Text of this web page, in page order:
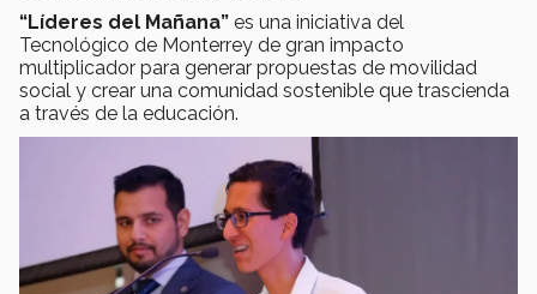
“Líderes del Mañana” es una iniciativa del
Tecnológico de Monterrey de gran impacto
multiplicador para generar propuestas de movilidad
social y crear una comunidad sostenible que trascienda
a través de la educación.